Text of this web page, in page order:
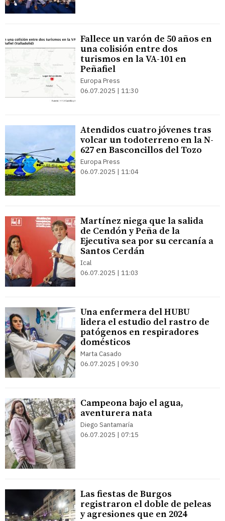
Fallece un varón de 50 años en
una colisión entre dos
turismos en la VA-101 en
Peñafiel
Europa Press
06.07.2025 | 11:30
Atendidos cuatro jóvenes tras
volcar un todoterreno en la N-
627 en Basconcillos del Tozo
Europa Press
06.07.2025 | 11:04
Martínez niega que la salida
de Cendón y Peña de la
Ejecutiva sea por su cercanía a
Santos Cerdán
Ical
06.07.2025 | 11:03
Una enfermera del HUBU
lidera el estudio del rastro de
patógenos en respiradores
domésticos
Marta Casado
06.07.2025 | 09:30
Campeona bajo el agua,
aventurera nata
Diego Santamaría
06.07.2025 | 07:15
Las fiestas de Burgos
registraron el doble de peleas
y agresiones que en 2024